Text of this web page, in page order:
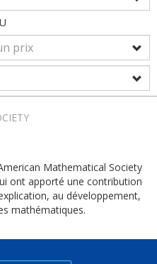
Mathematical Society
ont apporté une contribution
au développement,
mathématiques.